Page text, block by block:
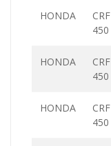
HONDA
CRF
450
HONDA
CRF
450
HONDA
CRF
450